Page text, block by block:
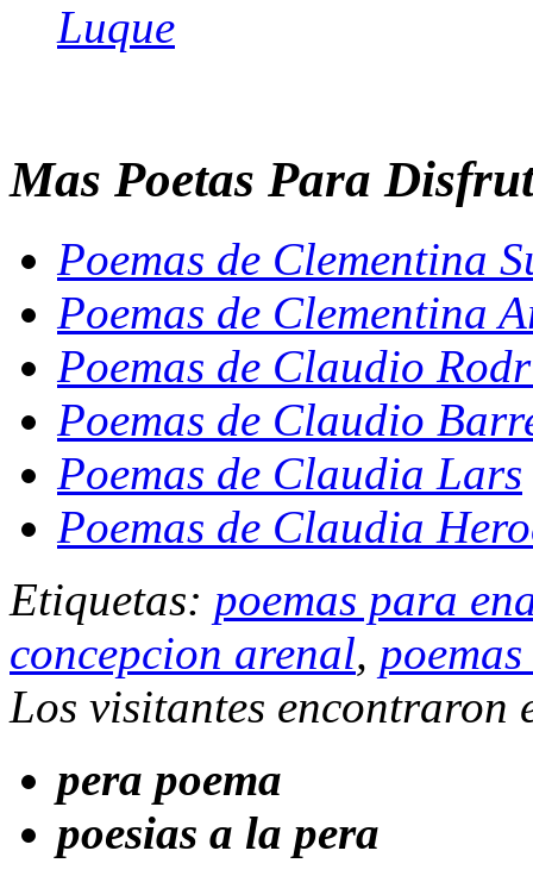
Luque
Mas Poetas Para
Poemas de Clementina
Poemas de Clementina
Poemas de Claudio
Poemas de Claudio
Poemas de Claudia Lars
Poemas de Claudia
Etiquetas: poemas para
concepcion arenal,
Los visitantes encontraron
pera poema
poesias a la pera